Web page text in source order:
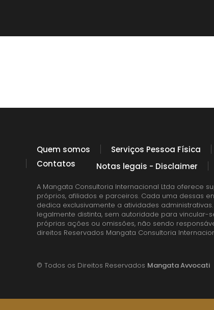
Quem somos Serviços Pessoa Física
Contatos
Notas legais - Disclaimer
A Mangata Consultoria Internacional Ltda oferece
próprios, afiliados e parceiros. Cada uma dessas
dedica exclusivamente a atividades
legalmente distinta, sem autoridade para vincular-
próprias ações ou omissões, não sendo
direitos Reservados Mangata Consultoria
© Todos os Direitos Reservados Mangata Avvocati